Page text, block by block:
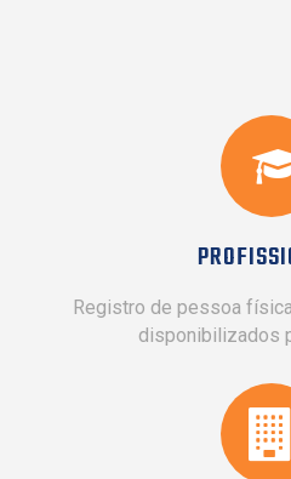
Registro de pessoa
disponibilizados